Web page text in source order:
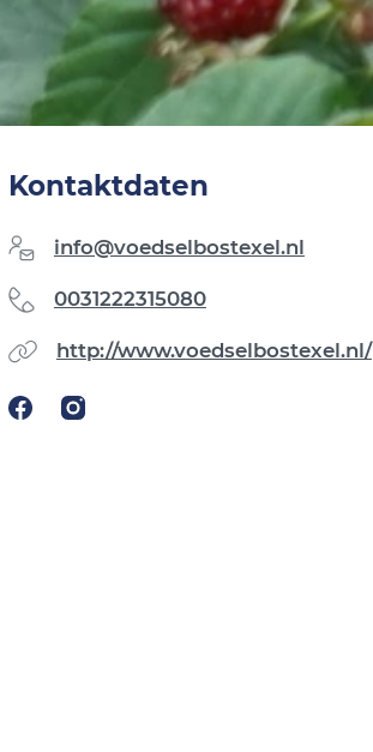
Kontaktdaten
info@voedselbostexel.nl
0031222315080
http://www.voedselbostexel.nl/